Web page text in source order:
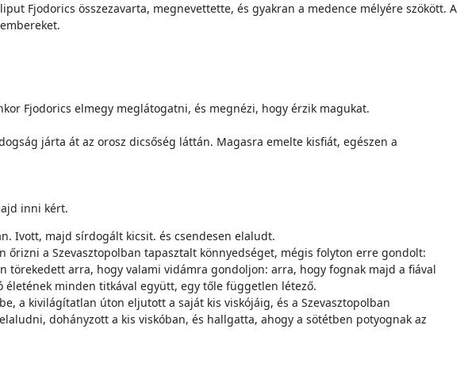
Fjodorics összezavarta, megnevettette, és gyakran a medence mélyére szökött. A
Fjodorics elmegy meglátogatni, és megnézi, hogy érzik magukat.
járta át az orosz dicsőség láttán. Magasra emelte kisfiát, egészen a
inni kért.
Ivott, majd sírdogált kicsit. és csendesen elaludt.
a Szevasztopolban tapasztalt könnyedséget, mégis folyton erre gondolt:
törekedett arra, hogy valami vidámra gondoljon: arra, hogy fognak majd a fiával
minden titkával együtt, egy tőle független létező.
a kivilágítatlan úton eljutott a saját kis viskójáig, és a Szevasztopolban
dohányzott a kis viskóban, és hallgatta, ahogy a sötétben potyognak az